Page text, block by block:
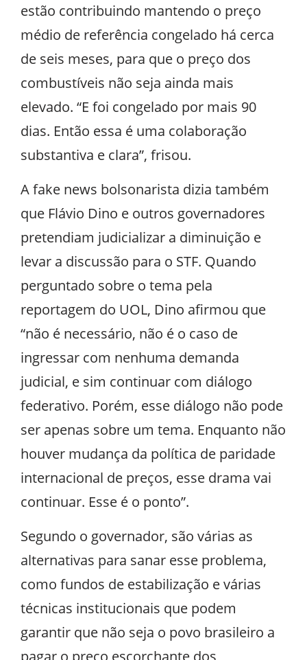
estão contribuindo mantendo o preço
médio de referência congelado há cerca
de seis meses, para que o preço dos
combustíveis não seja ainda mais
elevado. “E foi congelado por mais 90
dias. Então essa é uma colaboração
substantiva e clara”, frisou.
A fake news bolsonarista dizia também
que Flávio Dino e outros governadores
pretendiam judicializar a diminuição e
levar a discussão para o STF. Quando
perguntado sobre o tema pela
reportagem do UOL, Dino afirmou que
“não é necessário, não é o caso de
ingressar com nenhuma demanda
judicial, e sim continuar com diálogo
federativo. Porém, esse diálogo não pode
ser apenas sobre um tema. Enquanto não
houver mudança da política de paridade
internacional de preços, esse drama vai
continuar. Esse é o ponto”.
Segundo o governador, são várias as
alternativas para sanar esse problema,
como fundos de estabilização e várias
técnicas institucionais que podem
garantir que não seja o povo brasileiro a
pagar o preço escorchante dos